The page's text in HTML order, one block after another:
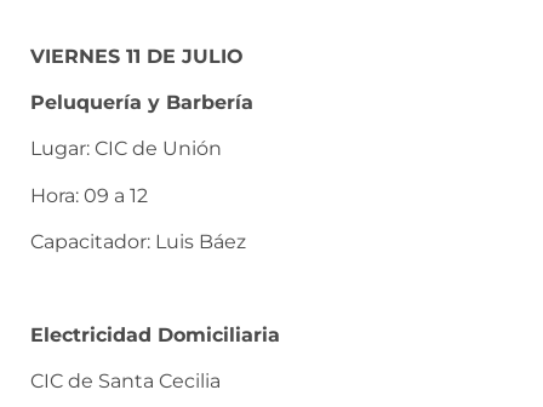
VIERNES 11 DE JULIO
Peluquería y Barbería
Lugar: CIC de Unión
Hora: 09 a 12
Capacitador: Luis Báez
Electricidad Domiciliaria
CIC de Santa Cecilia